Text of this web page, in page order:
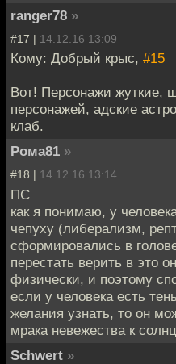
ranger78 »
#17 | 14.12.16 13:09
Кому: Добрый крыс, #15
Вот! Персонажи жуткие,
персонажей, адские
клаб.
Рома81 »
#18 | 14.12.16 13:14
ПС
как я понимаю, у
чепуху (либерализм,
сформировались в
перестать верить в это
физически, и поэтому
если у человека есть
желания узнать, то он
мрака невежества к
Schwert »